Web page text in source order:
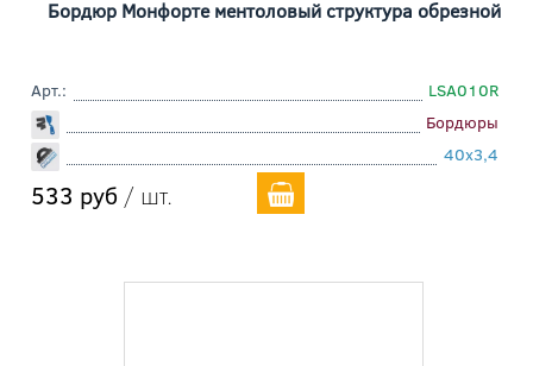
Бордюр Монфорте ментоловый структура обрезной
Арт.:
LSA010R
Бордюры
40x3,4
533 руб / шт.